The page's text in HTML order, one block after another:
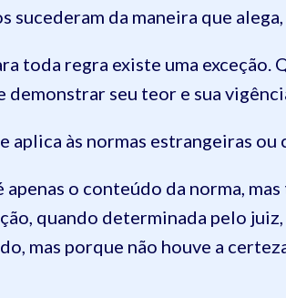
sucederam da maneira que
toda regra existe uma
demonstrar seu teor e sua
aplica às normas estrangeiras
apenas o conteúdo da norma,
quando determinada pelo
mas porque não houve a